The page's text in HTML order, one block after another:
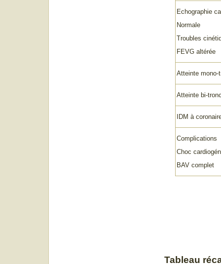
Echographie
Normale
Troubles
FEVG altérée
Atteinte mono-
Atteinte bi-
IDM à
Complications
Choc
BAV complet
Tableau